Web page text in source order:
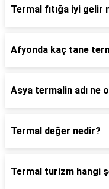
Termal fıtığa iyi gelir
Afyonda kaç tane
Asya termalin adı ne
Termal değer nedir?
Termal turizm hangi